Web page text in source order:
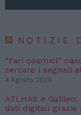
NOTIZIE
“Fari cosmici”
cercare i segnali
4 Agosto 2026
ATLHAS e
dati digitali grazie